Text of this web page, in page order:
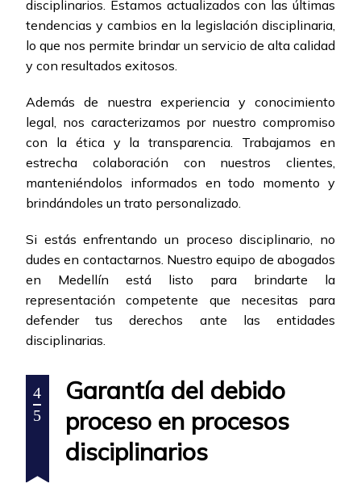
disciplinarios. Estamos actualizados con las últimas
tendencias y cambios en la legislación disciplinaria,
lo que nos permite brindar un servicio de alta calidad
y con resultados exitosos.
Además de nuestra experiencia y conocimiento
legal, nos caracterizamos por nuestro compromiso
con la ética y la transparencia. Trabajamos en
estrecha colaboración con nuestros clientes,
manteniéndolos informados en todo momento y
brindándoles un trato personalizado.
Si estás enfrentando un proceso disciplinario, no
dudes en contactarnos. Nuestro equipo de abogados
en Medellín está listo para brindarte la
representación competente que necesitas para
defender tus derechos ante las entidades
disciplinarias.
4
5
Garantía del debido
proceso en procesos
disciplinarios